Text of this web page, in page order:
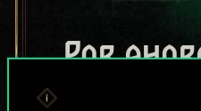
Por
un